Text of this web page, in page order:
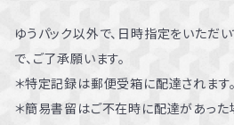
ゆうパック以外で、日時指定をいただ
で、ご了承願います。
＊特定記録は郵便受箱に配達されます。
＊簡易書留はご不在時に配達があった